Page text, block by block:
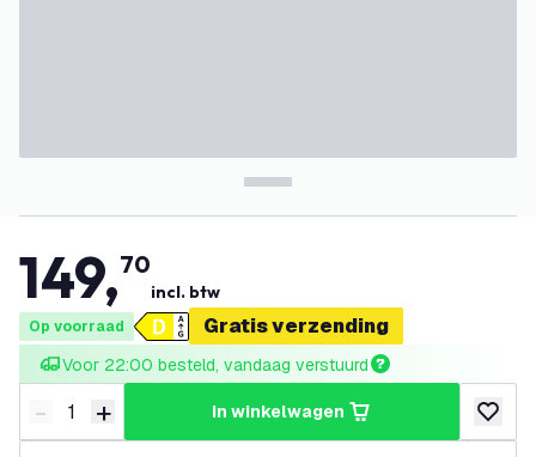
149,70
incl. btw
Op voorraad Gratis verzending
Voor 22:00 besteld, vandaag verstuurd
Verminder hoeveelheid
- Verhoog hoeveelheid
+ in winkelwagen